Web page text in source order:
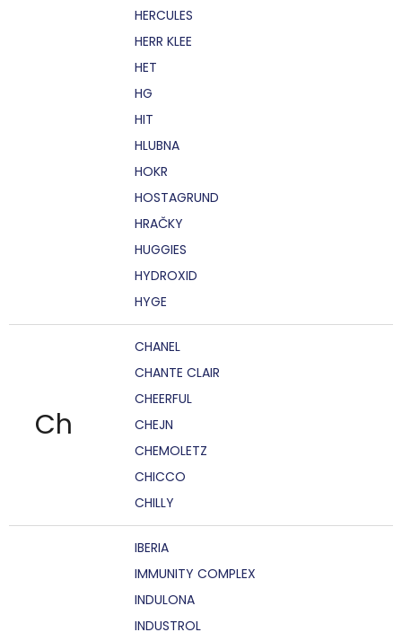
HERCULES
HERR KLEE
HET
HG
HIT
HLUBNA
HOKR
HOSTAGRUND
HRAČKY
HUGGIES
HYDROXID
HYGE
Ch
CHANEL
CHANTE CLAIR
CHEERFUL
CHEJN
CHEMOLETZ
CHICCO
CHILLY
IBERIA
IMMUNITY COMPLEX
INDULONA
INDUSTROL